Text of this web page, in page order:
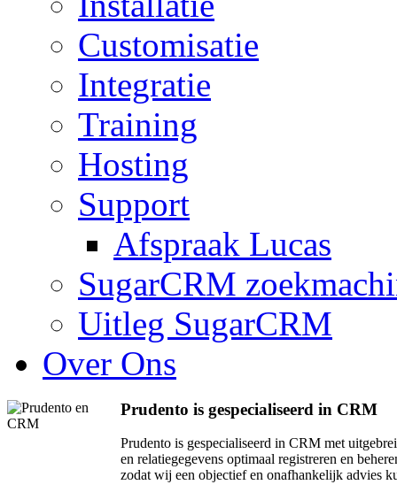
Customisatie
Integratie
Training
Hosting
Support
Afspraak Lucas
SugarCRM
Uitleg SugarCRM
Over Ons
Prudento is gespecialiseerd in CRM
Prudento is gespecialiseerd in CRM met
en relatiegegevens optimaal registreren en
zodat wij een objectief en onafhankelijk advies